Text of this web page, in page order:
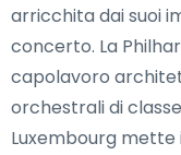
arricchita dai suoi
concerto. La
capolavoro
orchestrali di
Luxembourg